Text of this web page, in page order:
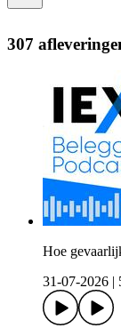
307
Hoe
31-07-2026